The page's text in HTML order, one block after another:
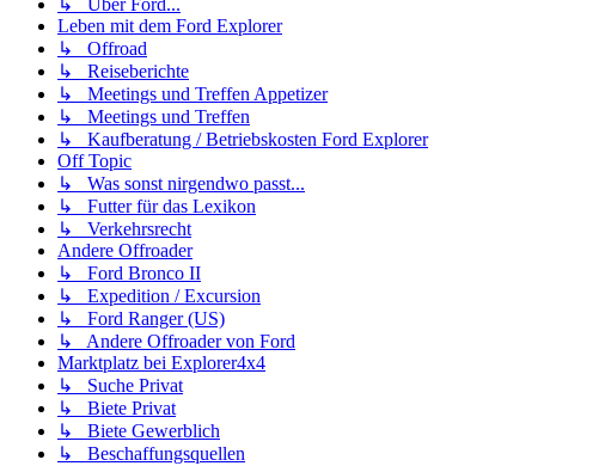
↳ Über Ford...
Leben mit dem Ford Explorer
↳ Offroad
↳ Reiseberichte
↳ Meetings und Treffen Appetizer
↳ Meetings und Treffen
↳ Kaufberatung / Betriebskosten Ford Explorer
Off Topic
↳ Was sonst nirgendwo passt...
↳ Futter für das Lexikon
↳ Verkehrsrecht
Andere Offroader
↳ Ford Bronco II
↳ Expedition / Excursion
↳ Ford Ranger (US)
↳ Andere Offroader von Ford
Marktplatz bei Explorer4x4
↳ Suche Privat
↳ Biete Privat
↳ Biete Gewerblich
↳ Beschaffungsquellen